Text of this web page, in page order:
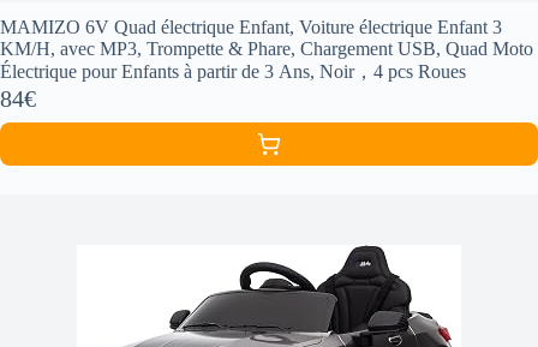
MAMIZO 6V Quad électrique Enfant, Voiture électrique Enfant 3
KM/H, avec MP3, Trompette & Phare, Chargement USB, Quad Moto
Électrique pour Enfants à partir de 3 Ans, Noir，4 pcs Roues
84€